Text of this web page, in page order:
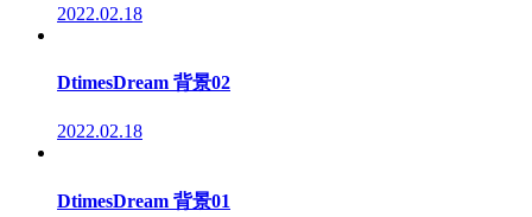
2022.02.18
DtimesDream 背景02
2022.02.18
DtimesDream 背景01